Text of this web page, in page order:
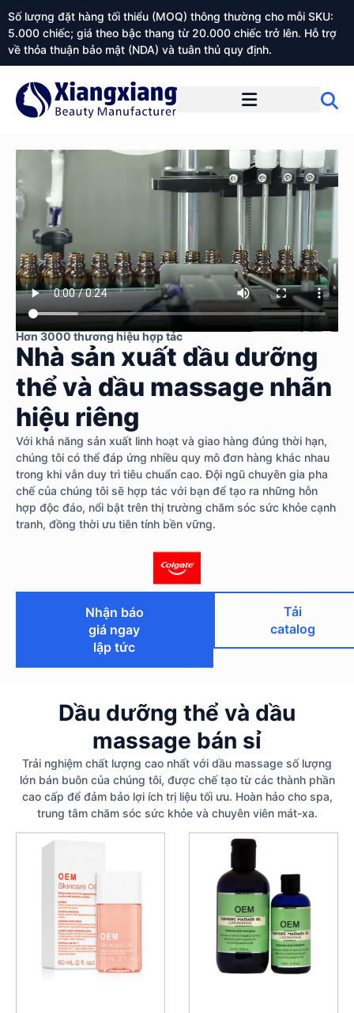
Số lượng đặt hàng tối thiểu (MOQ) thông thường cho mỗi SKU:
5.000 chiếc; giá theo bậc thang từ 20.000 chiếc trở lên. Hỗ trợ
về thỏa thuận bảo mật (NDA) và tuân thủ quy định.
Hơn 3000 thương hiệu hợp tác
Nhà sản xuất dầu dưỡng
thể và dầu massage nhãn
hiệu riêng
Với khả năng sản xuất linh hoạt và giao hàng đúng thời hạn,
chúng tôi có thể đáp ứng nhiều quy mô đơn hàng khác nhau
trong khi vẫn duy trì tiêu chuẩn cao. Đội ngũ chuyên gia pha
chế của chúng tôi sẽ hợp tác với bạn để tạo ra những hỗn
hợp độc đáo, nổi bật trên thị trường chăm sóc sức khỏe cạnh
tranh, đồng thời ưu tiên tính bền vững.
Nhận báo
giá ngay
lập tức
Tải
catalog
Dầu dưỡng thể và dầu
massage bán sỉ
Trải nghiệm chất lượng cao nhất với dầu massage số lượng
lớn bán buôn của chúng tôi, được chế tạo từ các thành phần
cao cấp để đảm bảo lợi ích trị liệu tối ưu. Hoàn hảo cho spa,
trung tâm chăm sóc sức khỏe và chuyên viên mát-xa.